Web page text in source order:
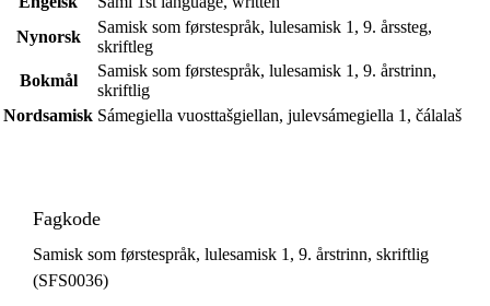
Nynorsk
Samisk som førstespråk, lulesamisk 1, 9. årssteg,
skriftleg
Bokmål
Samisk som førstespråk, lulesamisk 1, 9. årstrinn,
skriftlig
Nordsamisk Sámegiella vuosttašgiellan, julevsámegiella 1, čálalaš
Fagkode
Samisk som førstespråk, lulesamisk 1, 9. årstrinn, skriftlig
(SFS0036)